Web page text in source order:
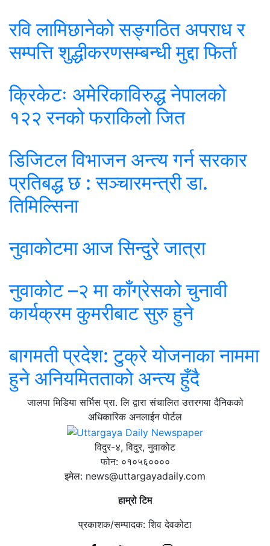
रवि लामिछानेको सङ्गठित अपराध र
सम्पत्ति शुद्धीकरणसम्बन्धी मुद्दा फिर्ता
क्रिकेटः अमेरिकाविरुद्ध नेपालको
१२२ रनको फराकिलो जित
डिजिटल विभाजन अन्त्य गर्न सरकार
प्रतिबद्ध छ : सञ्चारमन्त्री डा.
तिमिल्सिना
नुवाकोटमा आज सिन्दुरे जात्रा
नुवाकोट –२ मा काँग्रेसको चुनावी
कार्यक्रम कुमरीबाट सुरु हुने
बागमती प्रदेश: टुक्रे योजनाका नाममा
हुने अनियमितताको अन्त्य हुँदै
जालपा मिडिया सर्भिस प्रा. लि द्वारा संचालित उत्तरगया दैनिकको
अधिकारिक अनलाईन पोर्टल
विदुर-४, विदुर, नुवाकोट
फोन: ०१०५६००००
इमेल: news@uttargayadaily.com
हाम्रो टिम
प्रकाशक/सम्पादक: शिव देवकोटा